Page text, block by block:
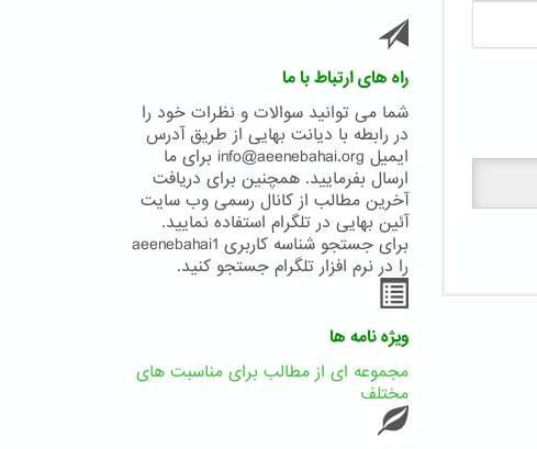
راه های ارتباط با ما
شما می توانید سوالات و نظرات خود را
در رابطه با دیانت بهایی از طریق آدرس
ایمیل info@aeenebahai.org برای ما
ارسال بفرمایید. همچنین برای دریافت
آخرین مطالب از کانال رسمی وب سایت
آئین بهایی در تلگرام استفاده نمایید.
برای جستجو شناسه کاربری aeenebahai1
را در نرم افزار تلگرام جستجو کنید.
ویژه نامه ها
مجموعه ای از مطالب برای مناسبت های
مختلف